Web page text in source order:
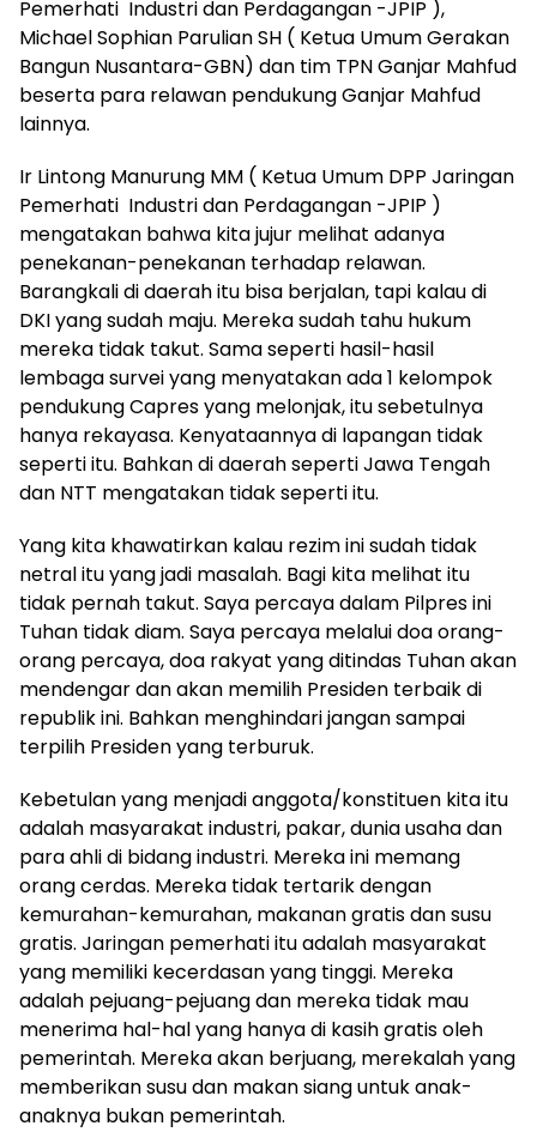
Pemerhati Industri dan Perdagangan -JPIP ),
Michael Sophian Parulian SH ( Ketua Umum Gerakan
Bangun Nusantara-GBN) dan tim TPN Ganjar Mahfud
beserta para relawan pendukung Ganjar Mahfud
lainnya.
Ir Lintong Manurung MM ( Ketua Umum DPP Jaringan
Pemerhati Industri dan Perdagangan -JPIP )
mengatakan bahwa kita jujur melihat adanya
penekanan-penekanan terhadap relawan.
Barangkali di daerah itu bisa berjalan, tapi kalau di
DKI yang sudah maju. Mereka sudah tahu hukum
mereka tidak takut. Sama seperti hasil-hasil
lembaga survei yang menyatakan ada 1 kelompok
pendukung Capres yang melonjak, itu sebetulnya
hanya rekayasa. Kenyataannya di lapangan tidak
seperti itu. Bahkan di daerah seperti Jawa Tengah
dan NTT mengatakan tidak seperti itu.
Yang kita khawatirkan kalau rezim ini sudah tidak
netral itu yang jadi masalah. Bagi kita melihat itu
tidak pernah takut. Saya percaya dalam Pilpres ini
Tuhan tidak diam. Saya percaya melalui doa orang-
orang percaya, doa rakyat yang ditindas Tuhan akan
mendengar dan akan memilih Presiden terbaik di
republik ini. Bahkan menghindari jangan sampai
terpilih Presiden yang terburuk.
Kebetulan yang menjadi anggota/konstituen kita itu
adalah masyarakat industri, pakar, dunia usaha dan
para ahli di bidang industri. Mereka ini memang
orang cerdas. Mereka tidak tertarik dengan
kemurahan-kemurahan, makanan gratis dan susu
gratis. Jaringan pemerhati itu adalah masyarakat
yang memiliki kecerdasan yang tinggi. Mereka
adalah pejuang-pejuang dan mereka tidak mau
menerima hal-hal yang hanya di kasih gratis oleh
pemerintah. Mereka akan berjuang, merekalah yang
memberikan susu dan makan siang untuk anak-
anaknya bukan pemerintah.